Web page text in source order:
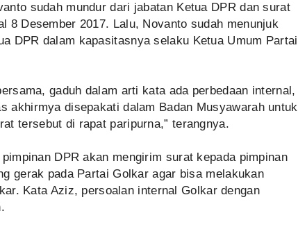
sudah mundur dari jabatan Ketua DPR dan surat
8 Desember 2017. Lalu, Novanto sudah menunjuk
DPR dalam kapasitasnya selaku Ketua Umum Partai
gaduh dalam arti kata ada perbedaan internal,
akhirmya disepakati dalam Badan Musyawarah untuk
tersebut di rapat paripurna,” terangnya.
DPR akan mengirim surat kepada pimpinan
gerak pada Partai Golkar agar bisa melakukan
Kata Aziz, persoalan internal Golkar dengan